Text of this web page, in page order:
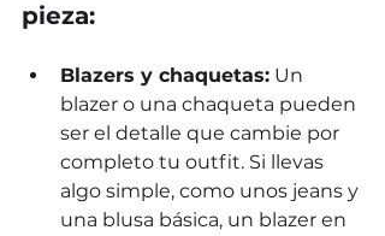
pieza:
Blazers y chaquetas: Un
blazer o una chaqueta pueden
ser el detalle que cambie por
completo tu outfit. Si llevas
algo simple, como unos jeans y
una blusa básica, un blazer en